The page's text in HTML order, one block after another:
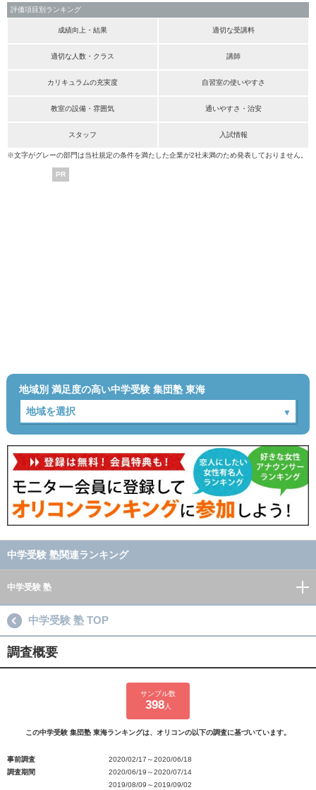
評価項目別ランキング
成績向上・結果 適切な受講料
適切な人数・クラス 講師
カリキュラムの充実度 自習室の使いやすさ
教室の設備・雰囲気 通いやすさ・治安
スタッフ 入試情報
※文字がグレーの部門は当社規定の条件を満たした企業が2社未満のため発表しておりません。
PR
地域別 満足度の高い中学受験 集団塾 東海
中学受験 塾関連ランキング
中学受験 塾
中学受験 塾 TOP
調査概要
サンプル数
398人
この中学受験 集団塾 東海ランキングは、オリコンの以下の調査に基づいています。
事前調査
2020/02/17～2020/06/18
調査期間
2020/06/19～2020/07/14
2019/08/09～2019/09/02